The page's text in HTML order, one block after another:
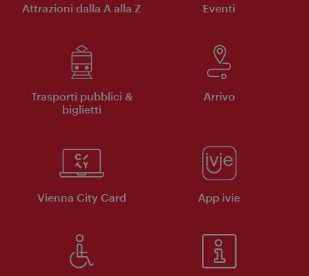
Attrazioni dalla A alla Z Eventi
Trasporti pubblici &
biglietti
Arrivo
Vienna City Card App ivie